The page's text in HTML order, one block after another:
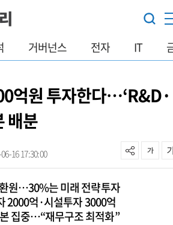
거버넌스 전자 IT
억원 투자한다…‘R&D·
배분
16 17:30:00
원…30%는 미래 전략투자
2000억·시설투자 3000억
집중…“재무구조 최적화”